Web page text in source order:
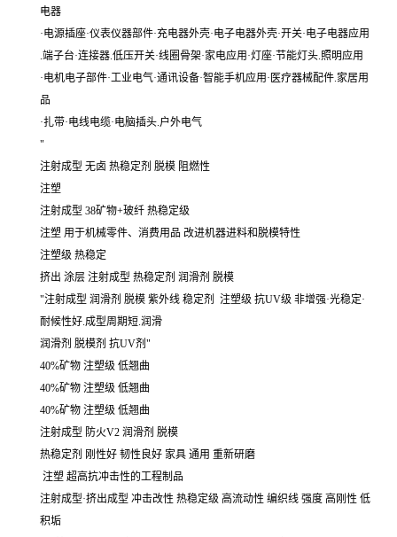
电器
·电源插座·仪表仪器部件·充电器外壳·电子电器外壳·开关·电子电器应用
.端子台·连接器.低压开关·线圈骨架·家电应用·灯座·节能灯头.照明应用
·电机电子部件·工业电气·通讯设备·智能手机应用·医疗器械配件.家居用
品
·扎带·电线电缆·电脑插头.户外电气
"
注射成型 无卤 热稳定剂 脱模 阻燃性
注塑
注射成型 38矿物+玻纤 热稳定级
注塑 用于机械零件、消费用品 改进机器进料和脱模特性
注塑级 热稳定
挤出 涂层 注射成型 热稳定剂 润滑剂 脱模
"注射成型 润滑剂 脱模 紫外线 稳定剂 注塑级 抗UV级 非增强·光稳定·
耐候性好.成型周期短.润滑
润滑剂 脱模剂 抗UV剂"
40%矿物 注塑级 低翘曲
40%矿物 注塑级 低翘曲
40%矿物 注塑级 低翘曲
注射成型 防火V2 润滑剂 脱模
热稳定剂 刚性好 韧性良好 家具 通用 重新研磨
注塑 超高抗冲击性的工程制品
注射成型·挤出成型 冲击改性 热稳定级 高流动性 编织线 强度 高刚性 低
积垢